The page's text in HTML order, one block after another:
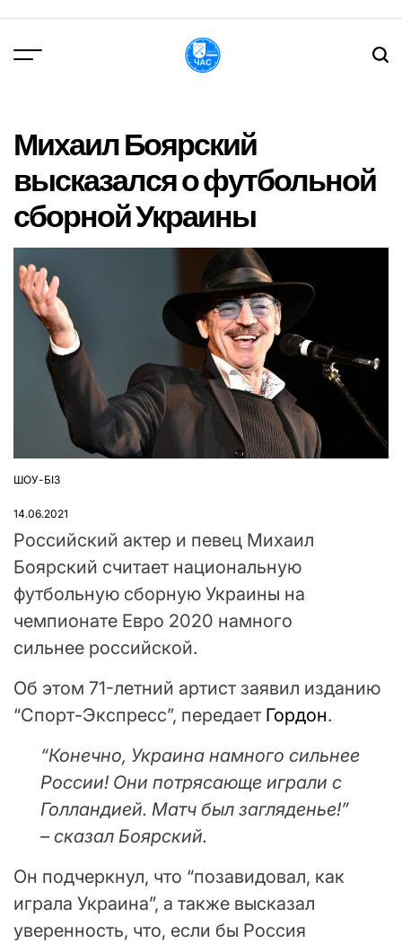
вмісту
Михаил Боярский
высказался о футбольной
сборной Украины
ОПУБЛІКУВАТИ
ШОУ-БІЗ
14.06.2021
Российский актер и певец Михаил
Боярский считает национальную
футбольную сборную Украины на
чемпионате Евро 2020 намного
сильнее российской.
Об этом 71-летний артист заявил изданию
“Спорт-Экспресс”, передает Гордон.
“Конечно, Украина намного сильнее
России! Они потрясающе играли с
Голландией. Матч был загляденье!”
– сказал Боярский.
Он подчеркнул, что “позавидовал, как
играла Украина”, а также высказал
уверенность, что, если бы Россия